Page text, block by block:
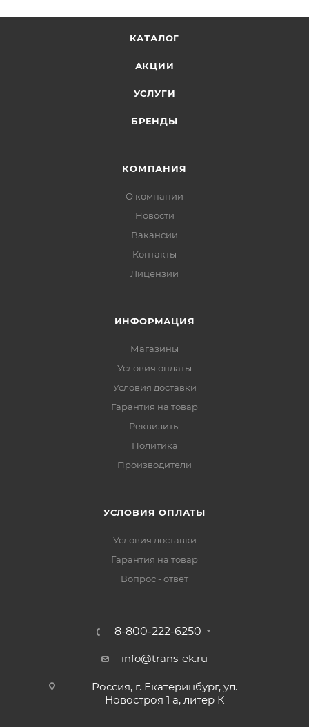
КАТАЛОГ
АКЦИИ
УСЛУГИ
БРЕНДЫ
КОМПАНИЯ
О компании
Новости
Вакансии
Контакты
Лицензии
ИНФОРМАЦИЯ
Магазины
Условия оплаты
Условия доставки
Гарантия на товар
Реквизиты
Политика
Производители
УСЛОВИЯ ОПЛАТЫ
Условия доставки
Гарантия на товар
Вопрос - ответ
8-800-222-6250
info@trans-ek.ru
Россия, г. Екатеринбург, ул.
Новостроя 1 а, литер К